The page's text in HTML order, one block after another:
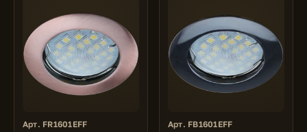
Арт. FR1601EFF Арт. FB1601EFF